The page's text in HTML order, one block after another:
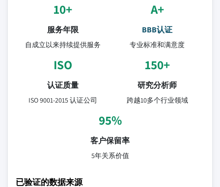
10+
服务年限
自成立以来持续提供服务
A+
BBB认证
专业标准和满意度
ISO
认证质量
ISO 9001-2015 认证公司
150+
研究分析师
跨越10多个行业领域
95%
客户保留率
5年关系价值
已验证的数据来源